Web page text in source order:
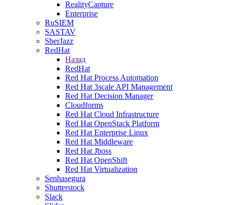
RealityCapture
Enterprise
RuSIEM
SASTAV
SberJazz
RedHat
Назад
RedHat
Red Hat Process Automation
Red Hat 3scale API Management
Red Hat Decision Manager
Cloudforms
Red Hat Cloud Infrastructure
Red Hat OpenStack Platform
Red Hat Enterprise Linux
Red Hat Middleware
Red Hat Jboss
Red Hat OpenShift
Red Hat Virtualization
Senhasegura
Shutterstock
Slack